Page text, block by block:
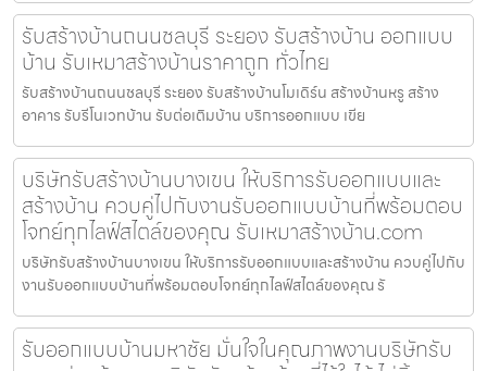
รับสร้างบ้านถนนชลบุรี ระยอง รับสร้างบ้าน ออกแบบ
บ้าน รับเหมาสร้างบ้านราคาถูก ทั่วไทย
รับสร้างบ้านถนนชลบุรี ระยอง รับสร้างบ้านโมเดิร์น สร้างบ้านหรู สร้าง
อาคาร รับรีโนเวทบ้าน รับต่อเติมบ้าน บริการออกแบบ เขีย
บริษัทรับสร้างบ้านบางเขน ให้บริการรับออกแบบและ
สร้างบ้าน ควบคู่ไปกับงานรับออกแบบบ้านที่พร้อมตอบ
โจทย์ทุกไลฟ์สไตล์ของคุณ รับเหมาสร้างบ้าน.com
บริษัทรับสร้างบ้านบางเขน ให้บริการรับออกแบบและสร้างบ้าน ควบคู่ไปกับ
งานรับออกแบบบ้านที่พร้อมตอบโจทย์ทุกไลฟ์สไตล์ของคุณ รั
รับออกแบบบ้านมหาชัย มั่นใจในคุณภาพงานบริษัทรับ